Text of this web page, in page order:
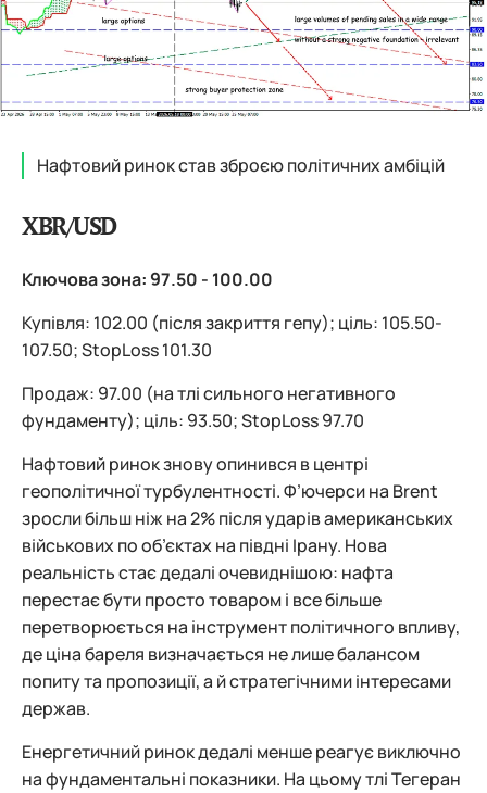
Нафтовий ринок став зброєю політичних амбіцій
XBR/USD
Ключова зона: 97.50 - 100.00
Купівля: 102.00 (після закриття гепу); ціль: 105.50-
107.50; StopLoss 101.30
Продаж: 97.00 (на тлі сильного негативного
фундаменту); ціль: 93.50; StopLoss 97.70
Нафтовий ринок знову опинився в центрі
геополітичної турбулентності. Ф’ючерси на Brent
зросли більш ніж на 2% після ударів американських
військових по об’єктах на півдні Ірану. Нова
реальність стає дедалі очевиднішою: нафта
перестає бути просто товаром і все більше
перетворюється на інструмент політичного впливу,
де ціна бареля визначається не лише балансом
попиту та пропозиції, а й стратегічними інтересами
держав.
Енергетичний ринок дедалі менше реагує виключно
на фундаментальні показники. На цьому тлі Тегеран